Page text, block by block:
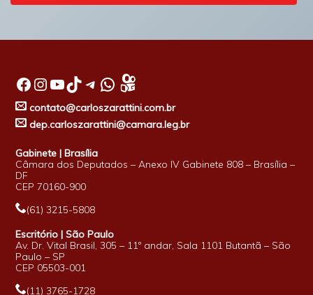
Facebook InstagramYoutube TikTok Telegram WhatsApp
contato@carloszarattini.com.br
dep.carloszarattini@camara.leg.br
Gabinete | Brasília
Câmara dos Deputados – Anexo IV Gabinete 808 – Brasília –
DF
CEP 70160-900
(61) 3215-5808
Escritório | São Paulo
Av. Dr. Vital Brasil, 305 – 11º andar, Sala 1101 Butantã – São
Paulo – SP
CEP 05503-001
(11) 3765-1728